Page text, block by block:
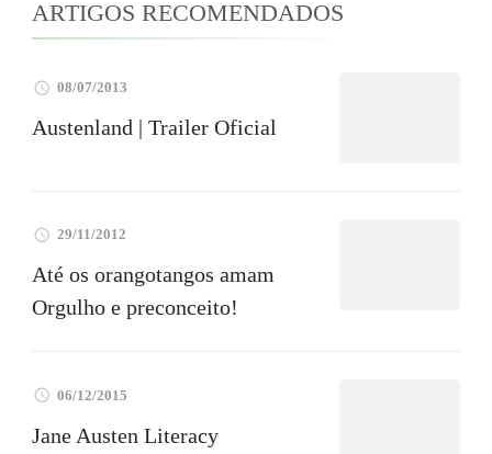
ARTIGOS RECOMENDADOS
08/07/2013
Austenland | Trailer Oficial
29/11/2012
Até os orangotangos amam
Orgulho e preconceito!
06/12/2015
Jane Austen Literacy